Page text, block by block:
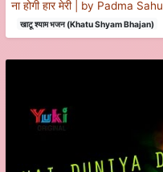
ना होगी हार मेरी | by Padma Sahu
खाटू श्याम भजन (Khatu Shyam Bhajan)